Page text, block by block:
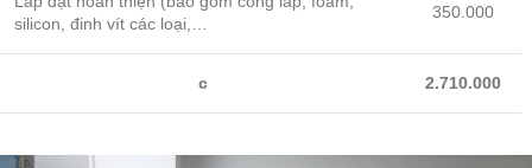
silicon, đinh vít các loại,…
350.000
c 2.710.000